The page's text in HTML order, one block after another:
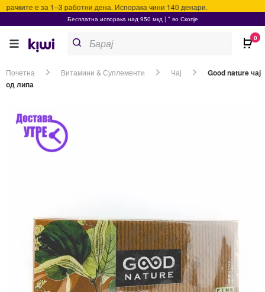
е за 1–3 работни дена. Испорака чини 140 денари.
Бесплатна испорака над 950 мкд | * во Скопје
search
Почетна Витамини & Суплементи Чај
Good nature чај
од липа
0